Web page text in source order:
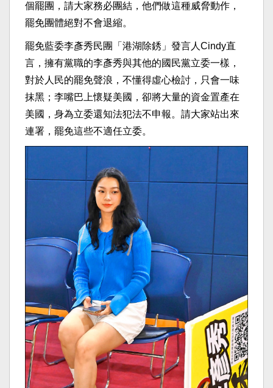
個罷團，請大家務必團結，他們做這種威脅動作，
罷免團體絕對不會退縮。
罷免藍委李彥秀民團「港湖除銹」發言人Cindy直
言，擁有黨職的李彥秀與其他的國民黨立委一樣，
對於人民的罷免聲浪，不懂得虛心檢討，只會一味
抹黑；李嘴巴上懷疑美國，卻將大量的資金置產在
美國，身為立委還知法犯法不申報。請大家站出來
連署，罷免這些不適任立委。